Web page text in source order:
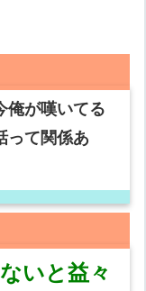
俺が嘆いてる
って関係あ
いと益々